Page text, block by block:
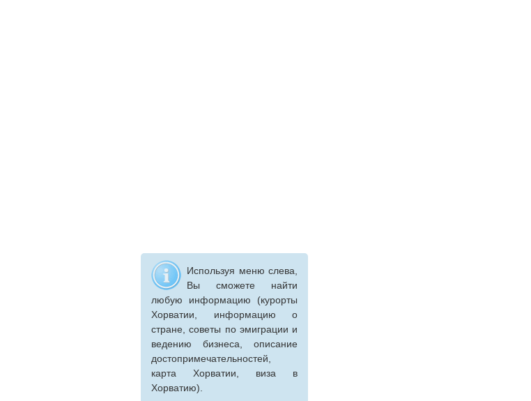
Используя меню слева,
Вы сможете найти
любую информацию (курорты
Хорватии, информацию о
стране, советы по эмиграции и
ведению бизнеса, описание
достопримечательностей,
карта Хорватии, виза в
Хорватию).